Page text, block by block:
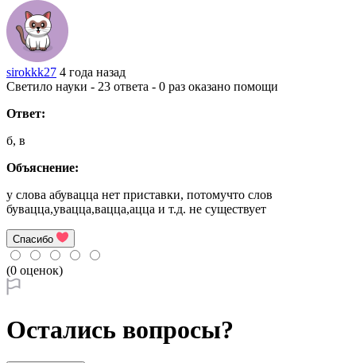
sirokkk27 4 года назад
Светило науки - 23 ответа - 0 раз оказано помощи
Ответ:
б, в
Объяснение:
у слова абувацца нет приставки, потомучто слов
бувацца,увацца,вацца,ацца и т.д. не существует
Спасибо
(0 оценок)
Остались вопросы?